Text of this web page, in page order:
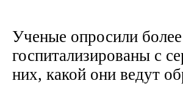
Ученые опросили
госпитализированы с
них, какой они ведут